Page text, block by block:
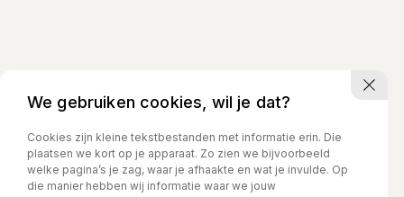
Privacy policy
We gebruiken cookies, wil je dat?
Cookies zijn kleine tekstbestanden met informatie erin. Die
plaatsen we kort op je apparaat. Zo zien we bijvoorbeeld
welke pagina’s je zag, waar je afhaakte en wat je invulde. Op
die manier hebben wij informatie waar we jouw